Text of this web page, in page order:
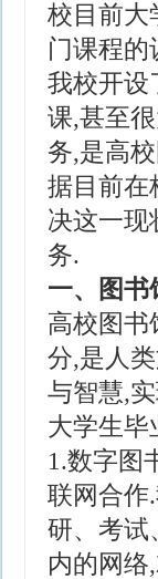
校目前大
门课程的
我校开设
课,甚至
务,是高
据目前在
决这一现
务.
一、图书
高校图书
分,是人
与智慧,
大学生毕
1.数字图
联网合作
研、考试
内的网络